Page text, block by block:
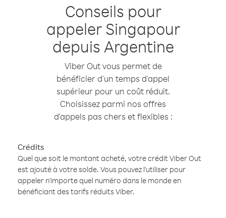
Conseils pour
appeler Singapour
depuis Argentine
Viber Out vous permet de
bénéficier d'un temps d'appel
supérieur pour un coût réduit.
Choisissez parmi nos offres
d'appels pas chers et flexibles :
Crédits
Quel que soit le montant acheté, votre crédit Viber Out
est ajouté à votre solde. Vous pouvez l'utiliser pour
appeler n'importe quel numéro dans le monde en
bénéficiant des tarifs réduits Viber.